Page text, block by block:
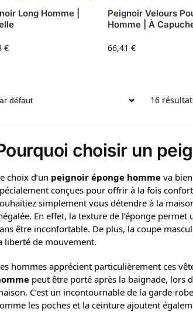
Long Homme |
€
Peignoir Velours
Homme | À
66,41€
16
choisir un
choix d’un peignoir éponge hommeva bien
conçues pour offrir à la fois
simplement vous détendre à la
En effet, la texture de l’éponge
être inconfortable. De plus, la coupe
liberté de mouvement.
hommes apprécient particulièrement ces
peut être porté après la baignade, lors
C’est un incontournable de la garde-
les poches et la ceinture ajoutent